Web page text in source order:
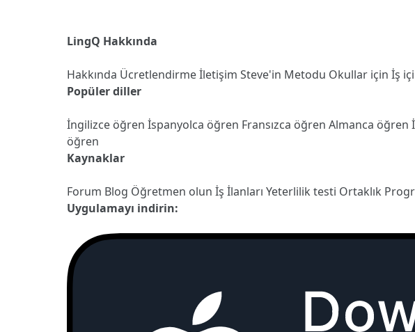
LingQ Hakkında
Hakkında Ücretlendirmeİletişim Steve'in Metodu Okullar için İş
Popüler diller
İngilizce öğren İspanyolca öğren Fransızca öğren Almanca öğren
öğren
Kaynaklar
Forum Blog Öğretmen olun İş İlanları Yeterlilik testi Ortaklık
Uygulamayı indirin: